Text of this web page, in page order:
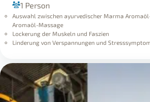
1 Person
Auswahl zwischen ayurvedischer Marma
Aromaöl-Massage
Lockerung der Muskeln und Faszien
Linderung von Verspannungen und